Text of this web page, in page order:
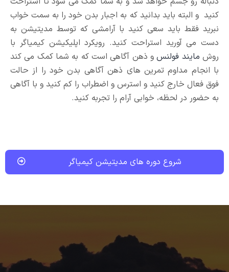
کنید و البته باید بدانید که به اجبار بدن خود را به سمت خواب
نبرید فقط باید سعی کنید با آرامشی که توسط مدیتیشن به
دست می آورید استراحت کنید. رویکرد اپلیکیشن کیمیاگر با
روش مایند فولنسو ذهن آگاهی است که به شما کمک می کند
با انجام مداوم تمرین های ذهن آگاهی بدن خود را از حالت
فوق فعال خارج کنید و استرس و اضطراب را کم کنید و با آگاهی
به حضور در لحظه، خوابی آرام را تجربه کنید.
شروع دوره های مدیتیشن کیمیاگر